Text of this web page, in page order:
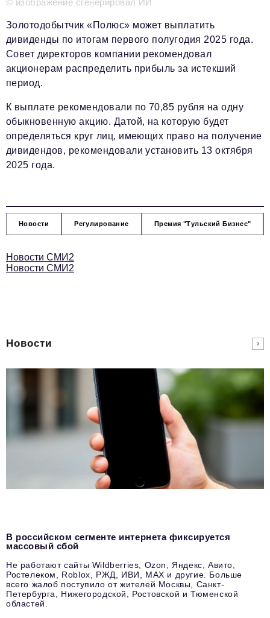
Отдел распространения/редакционная подписка
Отдел по работе с партнерами
partner@business-magazine.online
© изображение сгенерировал ИИ
Золотодобытчик «Полюс» может выплатить
дивиденды по итогам первого полугодия 2025 года.
Совет директоров компании рекомендовал
акционерам распределить прибыль за истекший
период.
К выплате рекомендовали по 70,85 рубля на одну
обыкновенную акцию. Датой, на которую будет
определяться круг лиц, имеющих право на получение
дивидендов, рекомендовали установить 13 октября
2025 года.
Новости Регулирование Премия "Тульский Бизнес"
Новости СМИ2
Новости СМИ2
Новости
В российском сегменте интернета фиксируется
массовый сбой
Не работают сайты Wildberries, Ozon, Яндекс, Авито,
Ростелеком, Roblox, РЖД, ИВИ, MAX и другие. Больше
всего жалоб поступило от жителей Москвы, Санкт-
Петербурга, Нижегородской, Ростовской и Тюменской
областей.